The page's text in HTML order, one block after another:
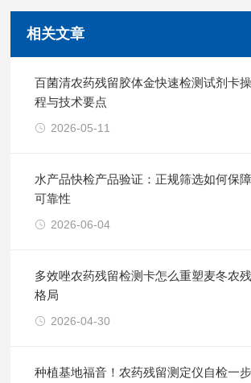
相关文章
百菌清农药残留胶体金快速检测试剂卡
程与技术要点
2026-05-11
水产品快检产品验证：正规筛选如何保
可靠性
2026-06-04
多效唑农药残留检测卡怎么重塑麦冬农
格局
2026-04-30
种植基地福音！农药残留测定仪自检一